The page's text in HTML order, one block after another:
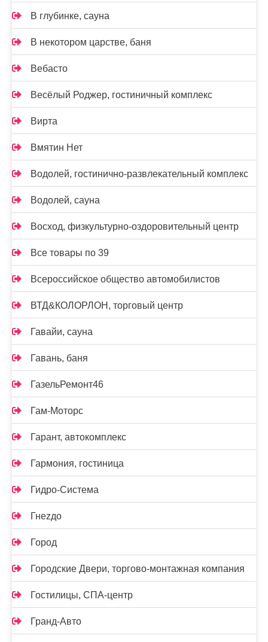
В глубинке, сауна
В некотором царстве, баня
Вебасто
Весёлый Роджер, гостиничный комплекс
Вирта
Вмятин Нет
Водолей, гостинично-развлекательный комплекс
Водолей, сауна
Восход, физкультурно-оздоровительный центр
Все товары по 39
Всероссийское общество автомобилистов
ВТД&КОЛОРЛОН, торговый центр
Гавайи, сауна
Гавань, баня
ГазельРемонт46
Гам-Моторс
Гарант, автокомплекс
Гармония, гостиница
Гидро-Система
Гнеzдо
Город
Городские Двери, торгово-монтажная компания
Гостилицы, СПА-центр
Гранд-Авто